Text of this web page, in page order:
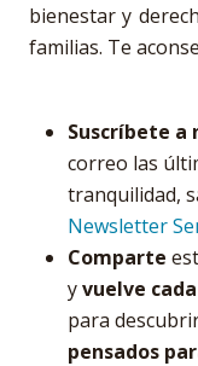
bienestar y
familias. Te
Suscríbete
correo las
tranquilidad,
Newsletter
Comparte
yvuelve
para
pensados